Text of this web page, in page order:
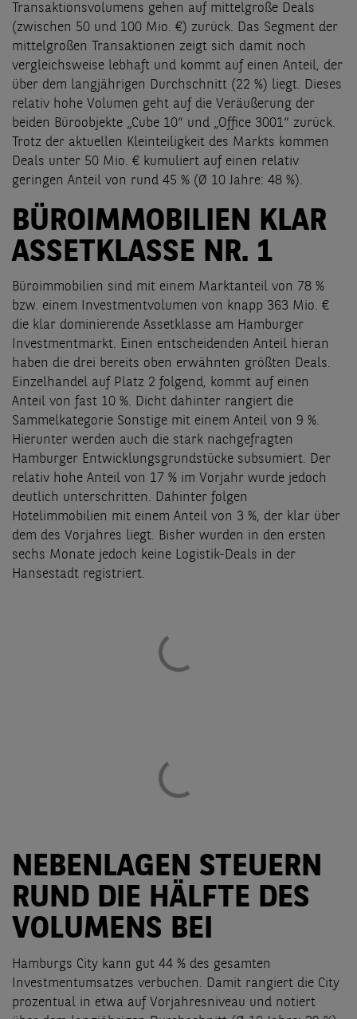
Transaktionsvolumens gehen auf mittelgroße Deals
(zwischen 50 und 100 Mio. €) zurück. Das Segment der
mittelgroßen Transaktionen zeigt sich damit noch
vergleichsweise lebhaft und kommt auf einen Anteil, der
über dem langjährigen Durchschnitt (22 %) liegt. Dieses
relativ hohe Volumen geht auf die Veräußerung der
beiden Büroobjekte „Cube 10“ und „Office 3001“ zurück.
Trotz der aktuellen Kleinteiligkeit des Markts kommen
Deals unter 50 Mio. € kumuliert auf einen relativ
geringen Anteil von rund 45 % (Ø 10 Jahre: 48 %).
BÜROIMMOBILIEN KLAR
ASSETKLASSE NR. 1
Büroimmobilien sind mit einem Marktanteil von 78 %
bzw. einem Investmentvolumen von knapp 363 Mio. €
die klar dominierende Assetklasse am Hamburger
Investmentmarkt. Einen entscheidenden Anteil hieran
haben die drei bereits oben erwähnten größten Deals.
Einzelhandel auf Platz 2 folgend, kommt auf einen
Anteil von fast 10 %. Dicht dahinter rangiert die
Sammelkategorie Sonstige mit einem Anteil von 9 %.
Hierunter werden auch die stark nachgefragten
Hamburger Entwicklungsgrundstücke subsumiert. Der
relativ hohe Anteil von 17 % im Vorjahr wurde jedoch
deutlich unterschritten. Dahinter folgen
Hotelimmobilien mit einem Anteil von 3 %, der klar über
dem des Vorjahres liegt. Bisher wurden in den ersten
sechs Monate jedoch keine Logistik-Deals in der
Hansestadt registriert.
NEBENLAGEN STEUERN
RUND DIE HÄLFTE DES
VOLUMENS BEI
Hamburgs City kann gut 44 % des gesamten
Investmentumsatzes verbuchen. Damit rangiert die City
prozentual in etwa auf Vorjahresniveau und notiert